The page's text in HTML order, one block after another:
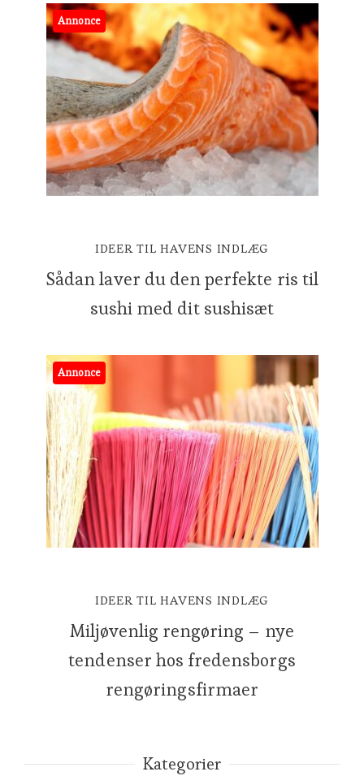
Annonce
IDEER TIL HAVENS INDLÆG
Sådan laver du den perfekte ris til
sushi med dit sushisæt
Annonce
IDEER TIL HAVENS INDLÆG
Miljøvenlig rengøring – nye
tendenser hos fredensborgs
rengøringsfirmaer
Kategorier